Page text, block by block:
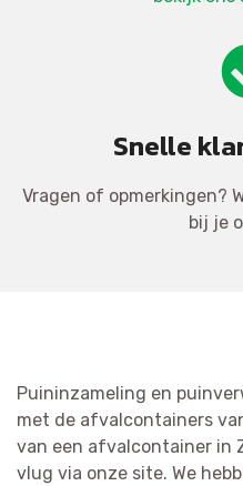
Snelle
Vragen of opmerkingen?
bij je
Puininzameling en
met de afvalcontainers
van een afvalcontainer in
vlug via onze site. We